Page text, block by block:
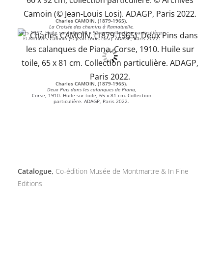
Charles CAMOIN, (1879-1965),
La Croisée des chemins à Ramatuelle,
vers 1957. Huile sur toile, 60 x 92 cm, collection particulière.
© Archives Camoin (© Jean-Louis Losi). ADAGP, Paris 2022.
Charles CAMOIN, (1879-1965).
Deux Pins dans les calanques de Piana,
Corse, 1910. Huile sur toile, 65 x 81 cm. Collection
particulière. ADAGP, Paris 2022.
Catalogue, Co-édition Musée de Montmartre & In Fine
Editions